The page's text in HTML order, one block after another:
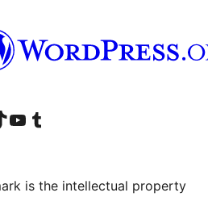
kontoTikTok-konto
Besøg vores YouTube-kanalBesøg vores Tumblr-konto
is the intellectual property